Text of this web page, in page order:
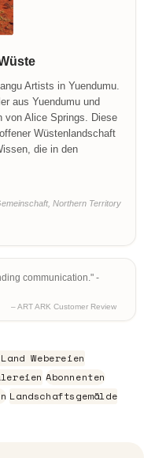
Artists in Yuendumu.
aus Yuendumu und
von Alice Springs. Diese
Wüstenlandschaft
die in den
Northern Territory
communication." -
– ART ARK Customer Review
Webereien
Abonnenten
Landschaftsgemälde